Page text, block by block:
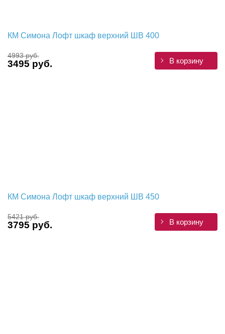
КМ Симона Лофт шкаф верхний ШВ 400
4993 руб.
3495 руб. В корзину
КМ Симона Лофт шкаф верхний ШВ 450
5421 руб.
3795 руб. В корзину